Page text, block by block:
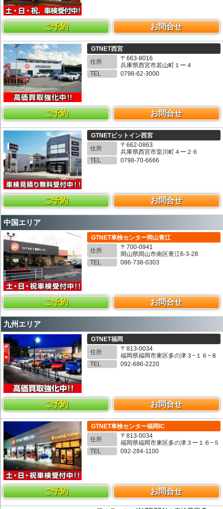
ご予約 お問合せ
GTNET西宮
住所
〒663-8016
兵庫県西宮市若山町１ー４
TEL
0798-62-3000
ご予約 お問合せ
GTNETピットイン西宮
住所
〒662-0863
兵庫県西宮市室川町４ー２６
TEL
0798-70-6666
ご予約 お問合せ
中国エリア
GTNET車検センター岡山青江
住所
〒700-0941
岡山県岡山市南区青江6-3-28
TEL
086-738-0303
ご予約 お問合せ
九州エリア
GTNET福岡
住所
〒813-0034
福岡県福岡市東区多の津３−１６−８
TEL
092-686-2220
ご予約 お問合せ
GTNET車検センター福岡IC
住所
〒813-0034
福岡県福岡市東区多の津３ー１６−５
TEL
092-284-1100
ご予約 お問合せ